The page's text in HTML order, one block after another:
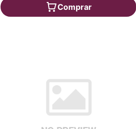
Comprar